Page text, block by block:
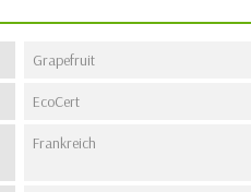
Grapefruit
EcoCert
Frankreich